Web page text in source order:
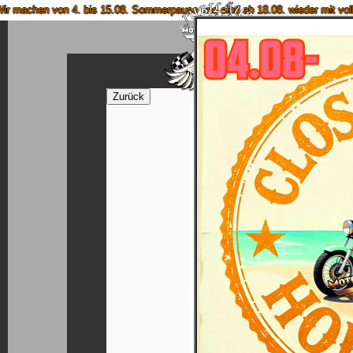
Home
von 4. bis 15.08. Sommerpause und sind ab 18.08. wieder mit voller